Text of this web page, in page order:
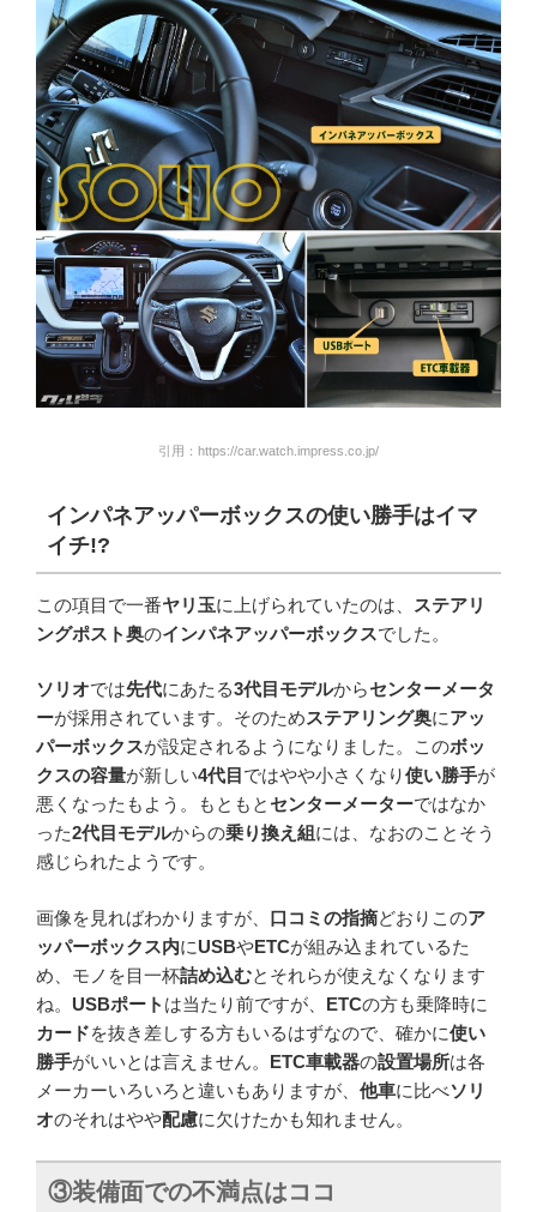
引用：https://car.watch.impress.co.jp/
インパネアッパーボックスの使い勝手はイマ
イチ!?
この項目で一番ヤリ玉に上げられていたのは、
ステアリ
ングポスト奥のインパネアッパーボックスでした。
ソリオでは先代にあたる3代目モデルからセンターメータ
ーが採用されています。そのためステアリング奥にアッ
パーボックスが設定されるようになりました。このボッ
クスの容量が新しい4代目 ではやや小さくなり使い勝手が
悪くなったもよう。もともと センターメーターではなか
った2代目モデルからの乗り換え組には、なおのことそう
感じられたようです。
画像を見ればわかりますが、 口コミの指摘どおりこのア
ッパーボックス内にUSBやETCが組み込まれているた
め、モノを目一杯詰め込むとそれらが使えなくなります
ね。 USBポート は当たり前ですが、 ETCの方も乗降時に
カードを抜き差しする方もいるはずなので、確かに使い
勝手がいいとは言えません。 ETC車載器の設置場所は各
メーカーいろいろと違いもありますが、 他車に比べソリ
オのそれはやや配慮に欠けたかも知れません。
③装備面での不満点はココ